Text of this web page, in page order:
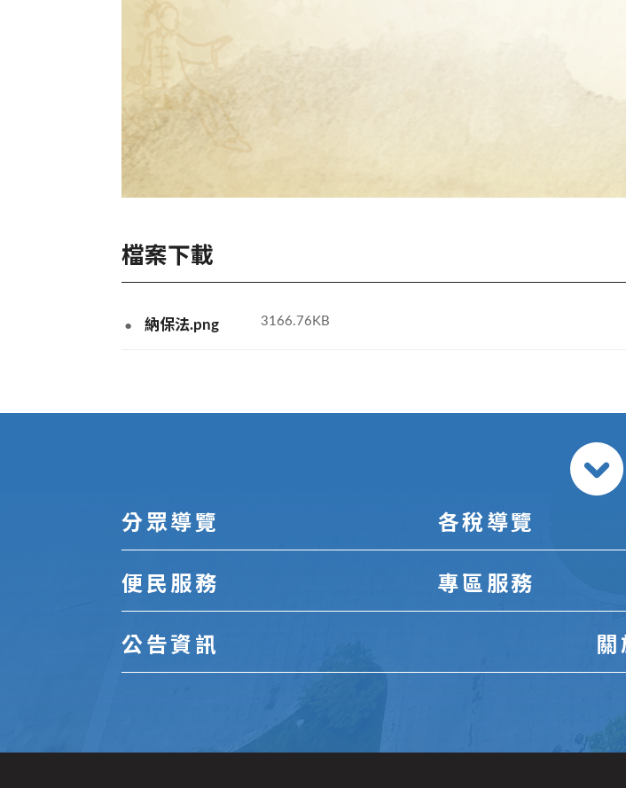
檔案下載
納保法.png 3166.76KB
分眾導覽 各稅導覽
便民服務 專區服務
公告資訊 關